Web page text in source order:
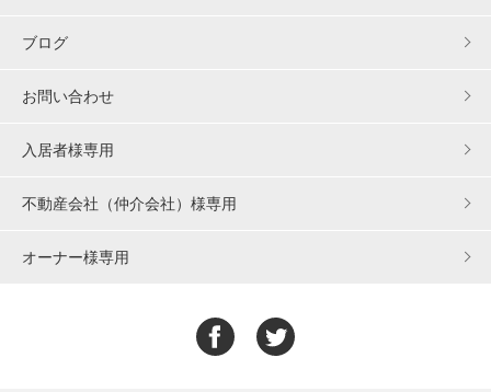
ブログ
お問い合わせ
入居者様専用
不動産会社（仲介会社）様専用
オーナー様専用